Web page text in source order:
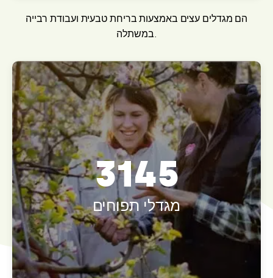
הם מגדלים עצים באמצעות בריחת טבעית ועבודת רבייה
במשתלה.
3145
מגדלי תפוחים